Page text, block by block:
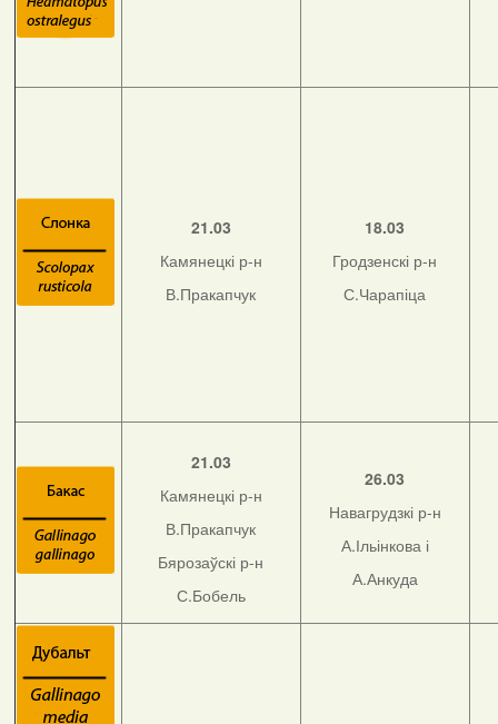
21.03
Камянецкі р-н
В.Пракапчук
18.03
Гродзенскі р-н
С.Чарапіца
21.03
Камянецкі р-н
В.Пракапчук
Бярозаўскі р-н
С.Бобель
26.03
Навагрудзкі р-н
А.Ільінкова і
А.Анкуда